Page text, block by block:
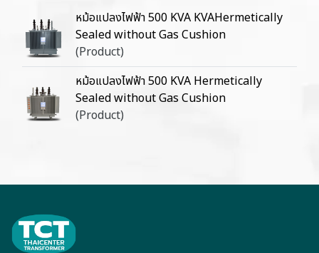
หม้อแปลงไฟฟ้า 500 KVA KVAHermetically
Sealed without Gas Cushion
(Product)
หม้อแปลงไฟฟ้า 500 KVA Hermetically
Sealed without Gas Cushion
(Product)